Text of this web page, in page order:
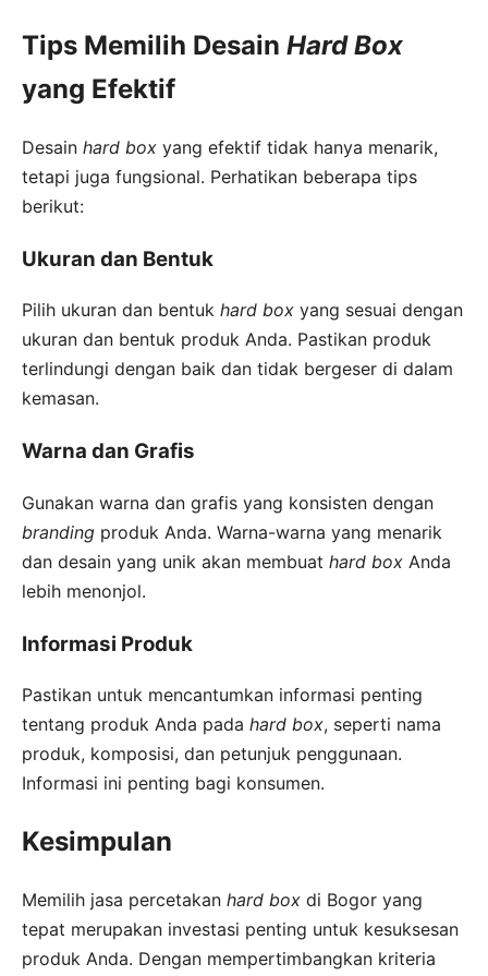
Tips Memilih Desain Hard Box
yang Efektif
Desain hard box yang efektif tidak hanya menarik,
tetapi juga fungsional. Perhatikan beberapa tips
berikut:
Ukuran dan Bentuk
Pilih ukuran dan bentuk hard box yang sesuai dengan
ukuran dan bentuk produk Anda. Pastikan produk
terlindungi dengan baik dan tidak bergeser di dalam
kemasan.
Warna dan Grafis
Gunakan warna dan grafis yang konsisten dengan
branding produk Anda. Warna-warna yang menarik
dan desain yang unik akan membuat hard box Anda
lebih menonjol.
Informasi Produk
Pastikan untuk mencantumkan informasi penting
tentang produk Anda pada hard box, seperti nama
produk, komposisi, dan petunjuk penggunaan.
Informasi ini penting bagi konsumen.
Kesimpulan
Memilih jasa percetakan hard box di Bogor yang
tepat merupakan investasi penting untuk kesuksesan
produk Anda. Dengan mempertimbangkan kriteria